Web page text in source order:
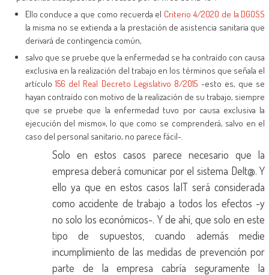
Ello conduce a que como recuerda el Criterio 4/2020 de la DGOSS
la misma no se extienda a la prestación de asistencia sanitaria que
derivará de contingencia común,
salvo que se pruebe que la enfermedad se ha contraído con causa
exclusiva en la realización del trabajo en los términos que señala el
artículo156 del Real Decreto Legislativo 8/2015 -esto es, que se
hayan contraído con motivo de la realización de su trabajo, siempre
que se pruebe que la enfermedad tuvo por causa exclusiva la
ejecución del mismo», lo que como se comprenderá, salvo en el
caso del personal sanitario, no parece fácil-.
Solo en estos casos parece necesario que la
empresa deberá comunicar por el sistema Delt@. Y
ello ya que en estos casos laIT será considerada
como accidente de trabajo a todos los efectos -y
no solo los económicos-. Y de ahí, que solo en este
tipo de supuestos, cuando además medie
incumplimiento de las medidas de prevención por
parte de la empresa cabría seguramente la